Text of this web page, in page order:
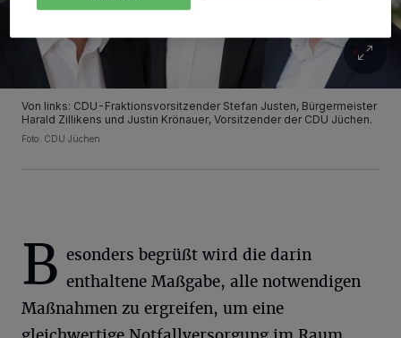
Von links: CDU-Fraktionsvorsitzender Stefan Justen, Bürgermeister
Harald Zillikens und Justin Krönauer, Vorsitzender der CDU Jüchen.
Foto: CDU Jüchen
B esonders begrüßt wird die darin
enthaltene Maßgabe, alle notwendigen
Maßnahmen zu ergreifen, um eine